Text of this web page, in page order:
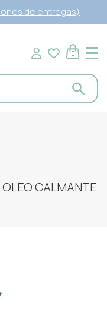
de entregas)
0
CALMANTE